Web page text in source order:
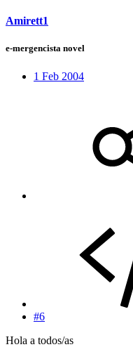
Amirett1
e-mergencista novel
1 Feb 2004
#6
Hola a todos/as